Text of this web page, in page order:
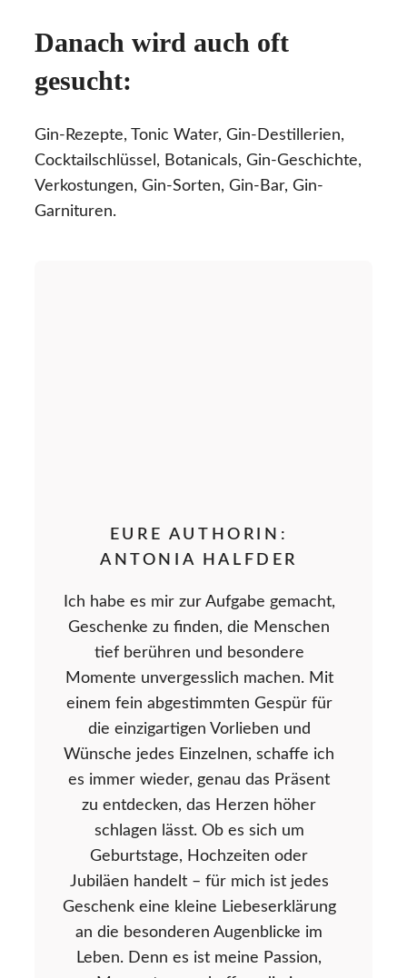
Danach wird auch oft
gesucht:
Gin-Rezepte, Tonic Water, Gin-Destillerien,
Cocktailschlüssel, Botanicals, Gin-Geschichte,
Verkostungen, Gin-Sorten, Gin-Bar, Gin-
Garnituren.
EURE AUTHORIN:
ANTONIA HALFDER
Ich habe es mir zur Aufgabe gemacht,
Geschenke zu finden, die Menschen
tief berühren und besondere
Momente unvergesslich machen. Mit
einem fein abgestimmten Gespür für
die einzigartigen Vorlieben und
Wünsche jedes Einzelnen, schaffe ich
es immer wieder, genau das Präsent
zu entdecken, das Herzen höher
schlagen lässt. Ob es sich um
Geburtstage, Hochzeiten oder
Jubiläen handelt – für mich ist jedes
Geschenk eine kleine Liebeserklärung
an die besonderen Augenblicke im
Leben. Denn es ist meine Passion,